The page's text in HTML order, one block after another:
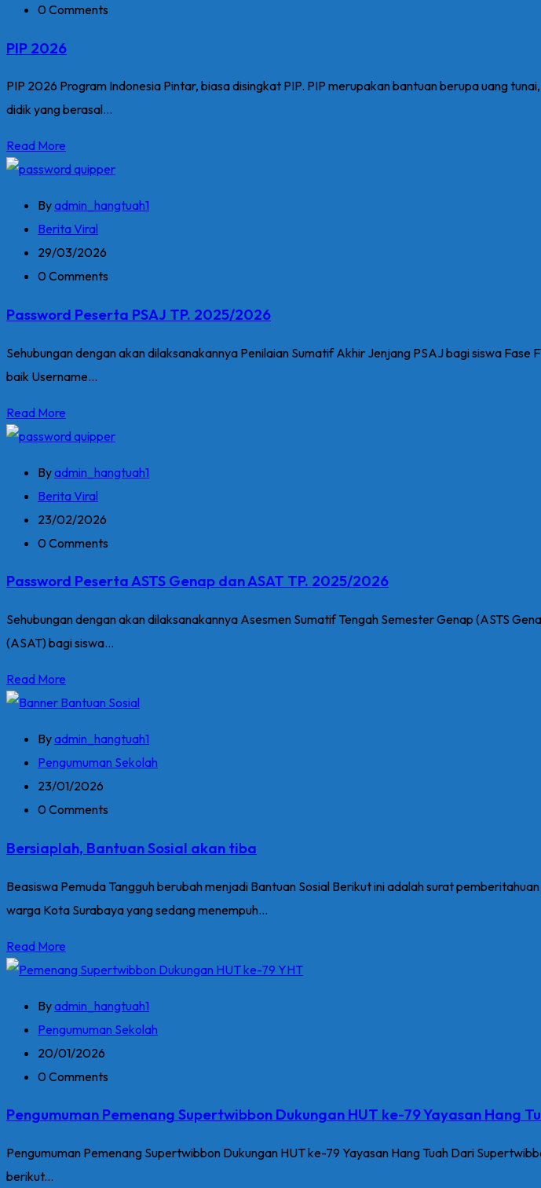
0 Comments
PIP 2026
PIP 2026 Program Indonesia Pintar, biasa disingkat PIP. PIP merupakan bantuan berupa uang
didik yang berasal...
Read More
Byadmin_hangtuah1
Berita Viral
29/03/2026
0 Comments
Password Peserta PSAJ TP. 2025/2026
Sehubungan dengan akan dilaksanakannya Penilaian Sumatif Akhir Jenjang PSAJ bagi siswa
baik Username...
Read More
Byadmin_hangtuah1
Berita Viral
23/02/2026
0 Comments
Password Peserta ASTS Genap dan ASAT TP. 2025/2026
Sehubungan dengan akan dilaksanakannya Asesmen Sumatif Tengah Semester Genap (ASTS
(ASAT) bagi siswa...
Read More
Byadmin_hangtuah1
Pengumuman Sekolah
23/01/2026
0 Comments
Bersiaplah, Bantuan Sosial akan tiba
Beasiswa Pemuda Tangguh berubah menjadi Bantuan Sosial Berikut ini adalah surat
warga Kota Surabaya yang sedang menempuh...
Read More
Byadmin_hangtuah1
Pengumuman Sekolah
20/01/2026
0 Comments
Pengumuman Pemenang Supertwibbon Dukungan HUT ke-79 Yayasan Hang
Pengumuman Pemenang Supertwibbon Dukungan HUT ke-79 Yayasan Hang Tuah Dari
berikut...